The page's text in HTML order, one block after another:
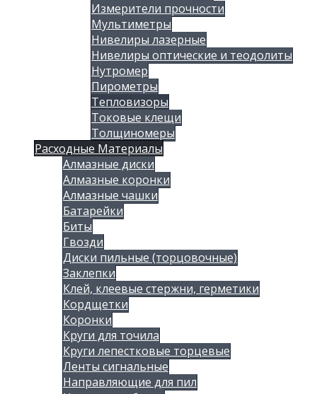
Измерители прочности
Мультиметры
Нивелиры лазерные
Нивелиры оптические и теодолиты
Нутромер
Пирометры
Тепловизоры
Токовые клещи
Толщиномеры
Расходные Материалы
Алмазные диски
Алмазные коронки
Алмазные чашки
Батарейки
Биты
Гвозди
Диски пильные (торцовочные)
Заклепки
Клей, клеевые стержни, герметики
Кордщетки
Коронки
Круги для точила
Круги лепестковые торцевые
Ленты сигнальные
Направляющие для пил